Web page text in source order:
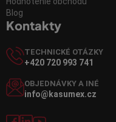
Blog
Kontakty
TECHNICKÉ OTÁZKY
+420 720 993 741
OBJEDNÁVKY A INÉ
info@kasumex.cz